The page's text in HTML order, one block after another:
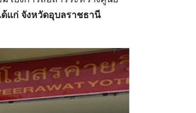
แก่ จังหวัดอุบลราชธานี